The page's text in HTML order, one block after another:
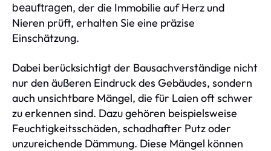
beauftragen, der die Immobilie auf Herz und
Nieren prüft, erhalten Sie eine präzise
Einschätzung.
Dabei berücksichtigt der Bausachverständige nicht
nur den äußeren Eindruck des Gebäudes, sondern
auch unsichtbare Mängel, die für Laien oft schwer
zu erkennen sind. Dazu gehören beispielsweise
Feuchtigkeitsschäden, schadhafter Putz oder
unzureichende Dämmung. Diese Mängel können